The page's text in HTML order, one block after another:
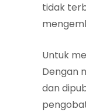
tidak
Untuk
Dengan
dan